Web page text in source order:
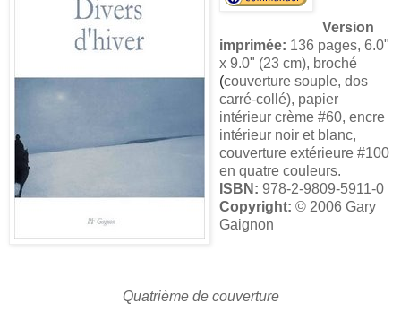
Version
imprimée: 136 pages, 6.0"
x 9.0" (23 cm), broché
(couverture souple, dos
carré-collé), papier
intérieur crème #60, encre
intérieur noir et blanc,
couverture extérieure #100
en quatre couleurs.
ISBN: 978-2-9809-5911-0
Copyright: © 2006 Gary
Gaignon
Quatrième de couverture